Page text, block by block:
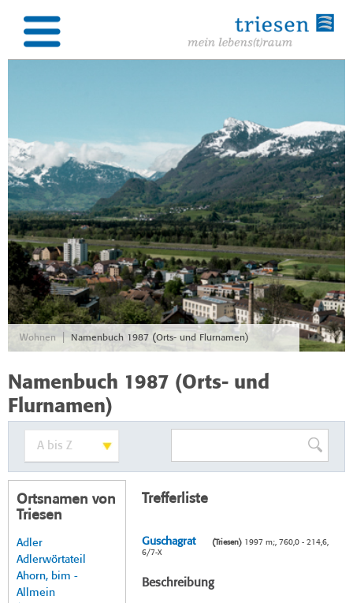
Wohnen | Namenbuch 1987 (Orts- und Flurnamen)
Namenbuch 1987 (Orts- und
Flurnamen)
Ortsnamen von
Triesen
Adler
Adlerwörtateil
Ahorn, bim -
Allmein
Trefferliste
Guschagrat (Triesen)1997 m;, 760,0 - 214,6,
6/7-X
Beschreibung